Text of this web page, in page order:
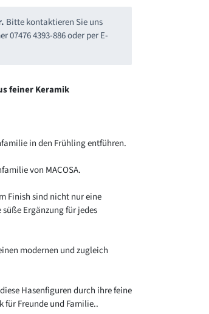
Bitte kontaktieren Sie uns
07476 4393-886 oder per E-
feiner Keramik
in den Frühling entführen.
von MACOSA.
Finish sind nicht nur eine
Ergänzung für jedes
modernen und zugleich
Hasenfiguren durch ihre feine
für Freunde und Familie..